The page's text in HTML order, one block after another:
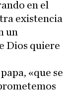
en el
existencia
un
Dios quiere
«que se